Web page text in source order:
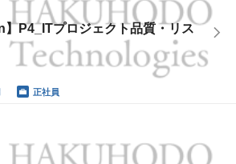
】P4_ITプロジェクト品質・リス
正社員